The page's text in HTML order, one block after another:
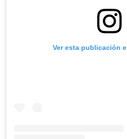
Ver esta publicación